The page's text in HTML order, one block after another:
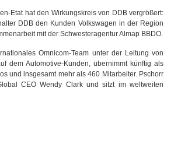
neuen
Volkswagen-
Agentur
worldwide
Etat hat den Wirkungskreis von DDB vergrößert:
DDB den Kunden Volkswagen in der Region
mit der Schwesteragentur Almap BBDO.
Omnicom-Team unter der Leitung von
dem Automotive-Kunden, übernimmt künftig als
und insgesamt mehr als 460 Mitarbeiter. Pschorr
CEO Wendy Clark und sitzt im weltweiten